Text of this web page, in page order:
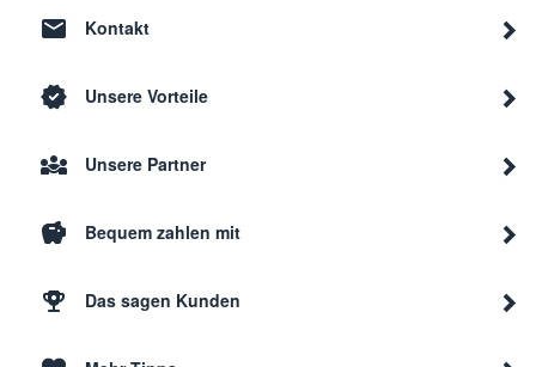
Kontakt
Unsere Vorteile
Unsere Partner
Bequem zahlen mit
Das sagen Kunden